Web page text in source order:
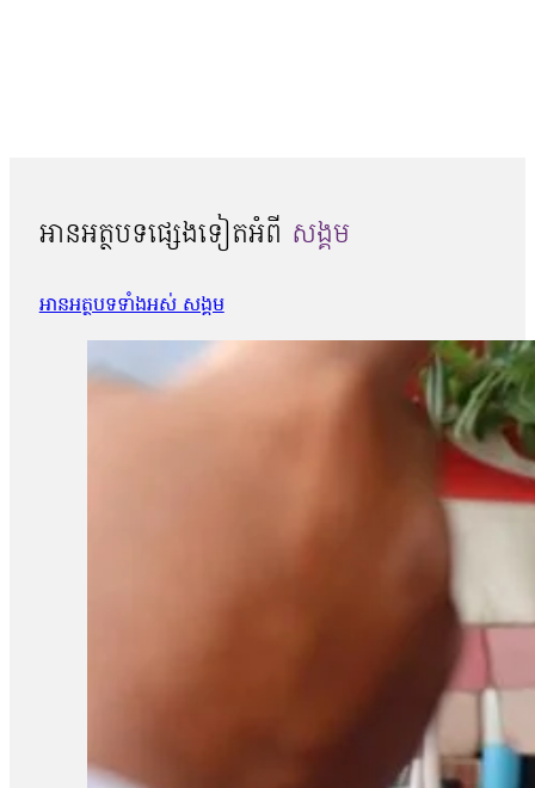
អានអត្ថបទផ្សេងទៀតអំពី សង្គម
អានអត្ថបទទាំងអស់ សង្គម